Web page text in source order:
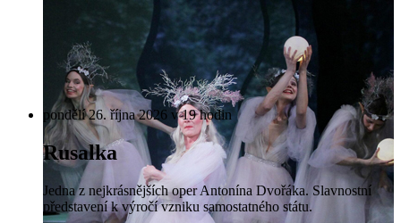
pondělí 26. října 2026 v 19 hodin
Rusalka
Jedna z nejkrásnějších oper Antonína Dvořáka. Slavnostní
představení k výročí vzniku samostatného státu.